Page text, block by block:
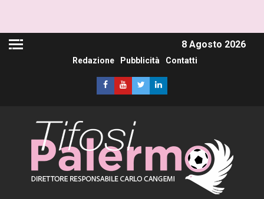
8 Agosto 2026
Redazione Pubblicità Contatti